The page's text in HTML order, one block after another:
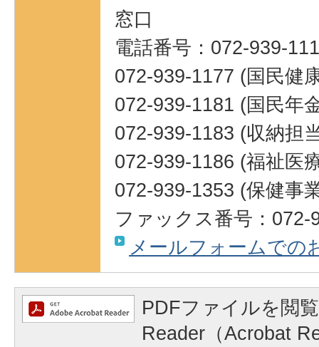
窓口
電話番号：072-939-
072-939-1177 (国民健
072-939-1181 (国民年
072-939-1183 (収納担
072-939-1186 (福祉医
072-939-1353 (保健事
ファックス番号：072-
メールフォームでの
PDFファイルを閲
Reader（Acrobat